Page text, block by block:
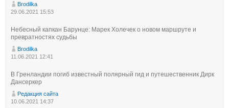
Brodilka
29.06.2021 15:53
Небесный капкан Барунце: Марек Холечек о новом маршруте и
превратностях судьбы
Brodilka
11.06.2021 12:41
В Гренландии погиб известный полярный гид и путешественник Дирк
Дансеркер
Редакция сайта
10.06.2021 14:37